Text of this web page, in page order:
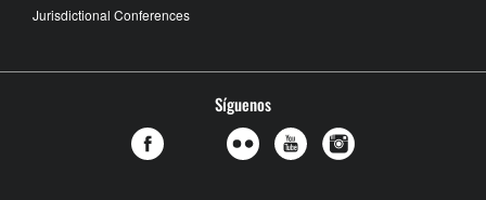
Jurisdictional Conferences
Síguenos